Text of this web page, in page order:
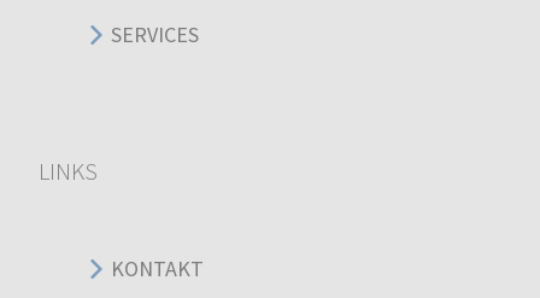
SERVICES
LINKS
KONTAKT